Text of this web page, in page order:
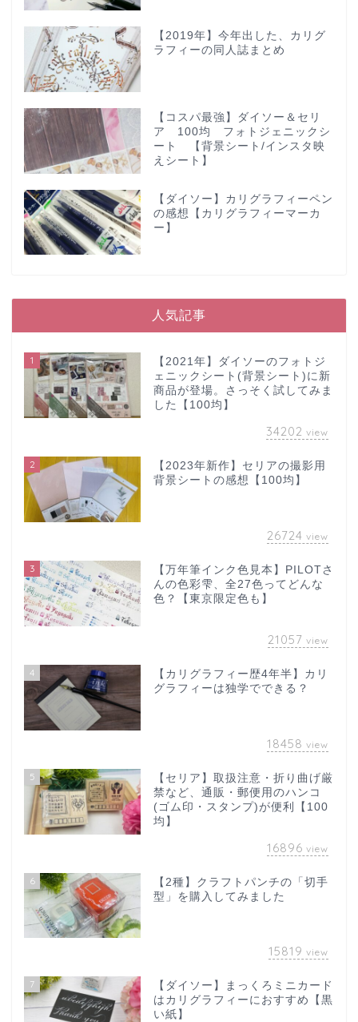
【2019年】今年出した、カリグ
ラフィーの同人誌まとめ
【コスパ最強】ダイソー＆セリ
ア 100均 フォトジェニックシ
ート 【背景シート/インスタ映
えシート】
【ダイソー】カリグラフィーペン
の感想【カリグラフィーマーカ
ー】
人気記事
1
【2021年】ダイソーのフォトジ
ェニックシート(背景シート)に新
商品が登場。さっそく試してみま
した【100均】
34202 view
2
【2023年新作】セリアの撮影用
背景シートの感想【100均】
26724 view
3
【万年筆インク色見本】PILOTさ
んの色彩雫、全27色ってどんな
色？【東京限定色も】
21057 view
4
【カリグラフィー歴4年半】カリ
グラフィーは独学でできる？
18458 view
5
【セリア】取扱注意・折り曲げ厳
禁など、通販・郵便用のハンコ
(ゴム印・スタンプ)が便利【100
均】
16896 view
6
【2種】クラフトパンチの「切手
型」を購入してみました
15819 view
7
【ダイソー】まっくろミニカード
はカリグラフィーにおすすめ【黒
い紙】